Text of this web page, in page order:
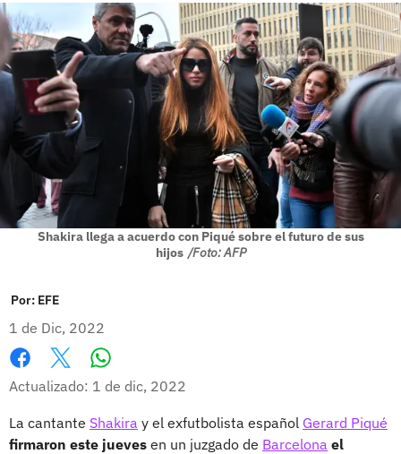
Shakira llega a acuerdo con Piqué sobre el futuro de sus
hijos /Foto: AFP
Por: EFE
1 de Dic, 2022
Facebook
X
Actualizado: 1 de dic, 2022
La cantante Shakira y el exfutbolista español Gerard Piqué
firmaron este jueves en un juzgado de Barcelona el